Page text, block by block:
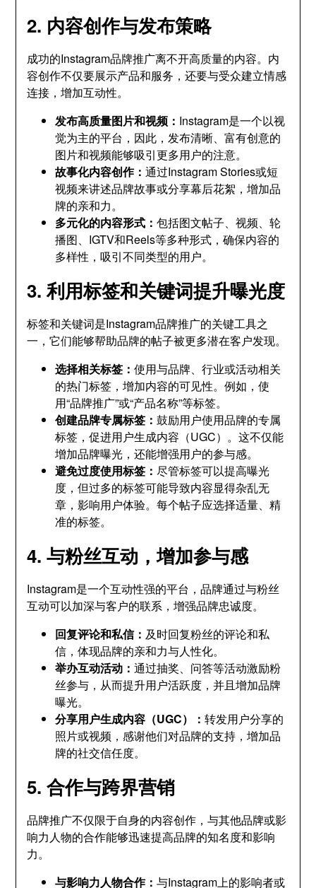
2. 内容创作与发布策略
成功的Instagram品牌推广离不开高质量的内容。内
容创作不仅要展示产品和服务，还要与受众建立情感
连接，增加互动性。
发布高质量图片和视频： Instagram是一个以视
觉为主的平台，因此，发布清晰、富有创意的
图片和视频能够吸引更多用户的注意。
故事化内容创作：通过Instagram Stories或短
视频来讲述品牌故事或分享幕后花絮，增加品
牌的亲和力。
多元化的内容形式：包括图文帖子、视频、轮
播图、IGTV和Reels等多种形式，确保内容的
多样性，吸引不同类型的用户。
3. 利用标签和关键词提升曝光度
标签和关键词是Instagram品牌推广的关键工具之
一，它们能够帮助品牌的帖子被更多潜在客户发现。
选择相关标签：使用与品牌、行业或活动相关
的热门标签，增加内容的可见性。例如，使
用“品牌推广”或“产品名称”等标签。
创建品牌专属标签：鼓励用户使用品牌的专属
标签，促进用户生成内容（UGC）。这不仅能
增加品牌曝光，还能增强用户的参与感。
避免过度使用标签：尽管标签可以提高曝光
度，但过多的标签可能导致内容显得杂乱无
章，影响用户体验。每个帖子应选择适量、精
准的标签。
4. 与粉丝互动，增加参与感
Instagram是一个互动性强的平台，品牌通过与粉丝
互动可以加深与客户的联系，增强品牌忠诚度。
回复评论和私信： 及时回复粉丝的评论和私
信，体现品牌的亲和力与人性化。
举办互动活动：通过抽奖、问答等活动激励粉
丝参与，从而提升用户活跃度，并且增加品牌
曝光。
分享用户生成内容（UGC）：转发用户分享的
照片或视频，感谢他们对品牌的支持，增加品
牌的社交信任度。
5. 合作与跨界营销
品牌推广不仅限于自身的内容创作，与其他品牌或影
响力人物的合作能够迅速提高品牌的知名度和影响
力。
与影响力人物合作：与Instagram上的影响者或